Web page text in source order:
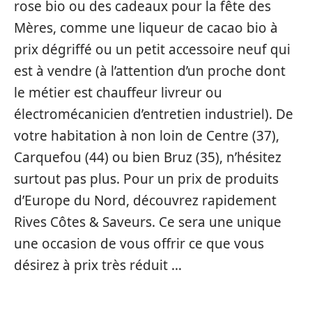
rose bio ou des cadeaux pour la fête des
Mères, comme une liqueur de cacao bio à
prix dégriffé ou un petit accessoire neuf qui
est à vendre (à l’attention d’un proche dont
le métier est chauffeur livreur ou
électromécanicien d’entretien industriel). De
votre habitation à non loin de Centre (37),
Carquefou (44) ou bien Bruz (35), n’hésitez
surtout pas plus. Pour un prix de produits
d’Europe du Nord, découvrez rapidement
Rives Côtes & Saveurs. Ce sera une unique
une occasion de vous offrir ce que vous
désirez à prix très réduit …